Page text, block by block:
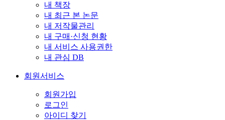
내 책장
내 최근 본 논문
내 저작물관리
내 구매·신청 현황
내 서비스 사용권한
내 관심 DB
회원서비스
회원가입
로그인
아이디 찾기